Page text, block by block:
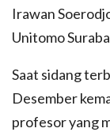
Irawan
Unitomo
Saat sidang
Desember
profesor yang